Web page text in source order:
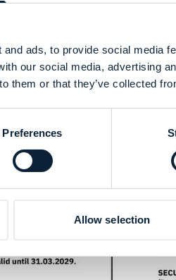
ads, to provide social media
our social media, advertising
them or that they’ve collected
Preferences
Allow selection